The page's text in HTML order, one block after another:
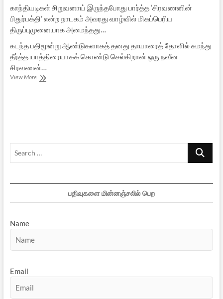
காந்தியடிகள் சிறுவனாய் இருந்தபோது பார்த்த ‘சிரவணனின்
பிதுர்பக்தி’ என்ற நாடகம் அவரது வாழ்வில் மிகப்பெரிய
திருப்புமுனையாக அமைந்தது…
கடந்த பதிமூன்று ஆண்டுகளாகத் தனது தாயாரைத் தோளில் சுமந்து
தீர்த்த யாத்திரையாகக் கொண்டு செல்கிறான் ஒரு நவீன
சிரவணன்…
View Moreஇன்னுமொரு
Search
பதிவுகளை மின்னஞ்சலில் பெற
Name
Email